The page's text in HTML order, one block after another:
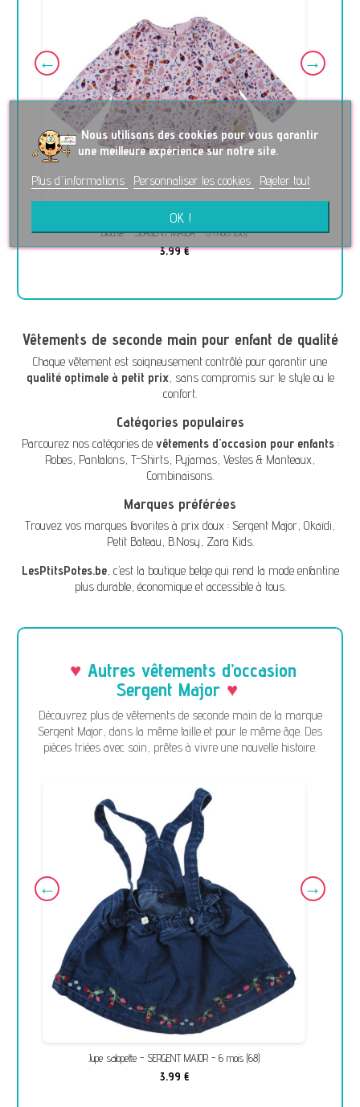
Blouse - SERGENT MAJOR - 6 mois (68)
3,99 €
Vêtements de seconde main pour enfant de qualité
Chaque vêtement est soigneusement contrôlé pour garantir une
qualité optimale à petit prix, sans compromis sur le style ou le
confort.
Catégories populaires
Parcourez nos catégories de vêtements d'occasion pour enfants:
Robes, Pantalons, T-Shirts, Pyjamas, Vestes & Manteaux,
Combinaisons.
Marques préférées
Trouvez vos marques favorites à prix doux : Sergent Major, Okaïdi,
Petit Bateau, B.Nosy, Zara Kids.
LesPtitsPotes.be, c’est la boutique belge qui rend la mode enfantine
plus durable, économique et accessible à tous.
Autres vêtements d’occasion
Sergent Major
Découvrez plus de vêtements de seconde main de la marque
Sergent Major, dans la même taille et pour le même âge. Des
pièces triées avec soin, prêtes à vivre une nouvelle histoire.
Jupe salopette - SERGENT MAJOR - 6 mois (68)
3,99 €
Nous utilisons des cookies pour vous garantir
une meilleure expérience sur notre site.
Plus d'informations
Personnaliser les cookies Rejeter tout
OK !